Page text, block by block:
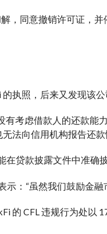
，同意撤销许可证，
执照，后来又发现该
有考虑借款人的还款
法向信用机构报告还款
在贷款披露文件中准确
示：“虽然我们鼓励金
的 CFL 违规行为处